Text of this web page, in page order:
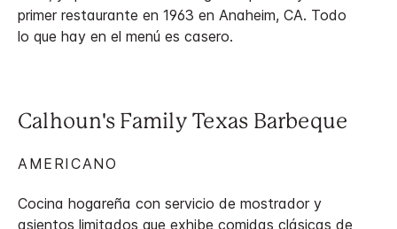
primer restaurante en 1963 en Anaheim, CA. Todo
lo que hay en el menú es casero.
Calhoun's Family Texas Barbeque
AMERICANO
Cocina hogareña con servicio de mostrador y
asientos limitados que exhibe comidas clásicas de